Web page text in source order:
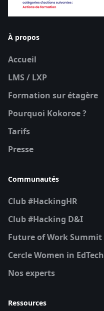
À propos
Accueil
LMS / LXP
Formation sur étagère
Pourquoi Kokoroe ?
Tarifs
Presse
Communautés
Club #HackingHR
Club #Hacking D&I
Future of Work Summit
Cercle Women in EdTech
Nos experts
Ressources